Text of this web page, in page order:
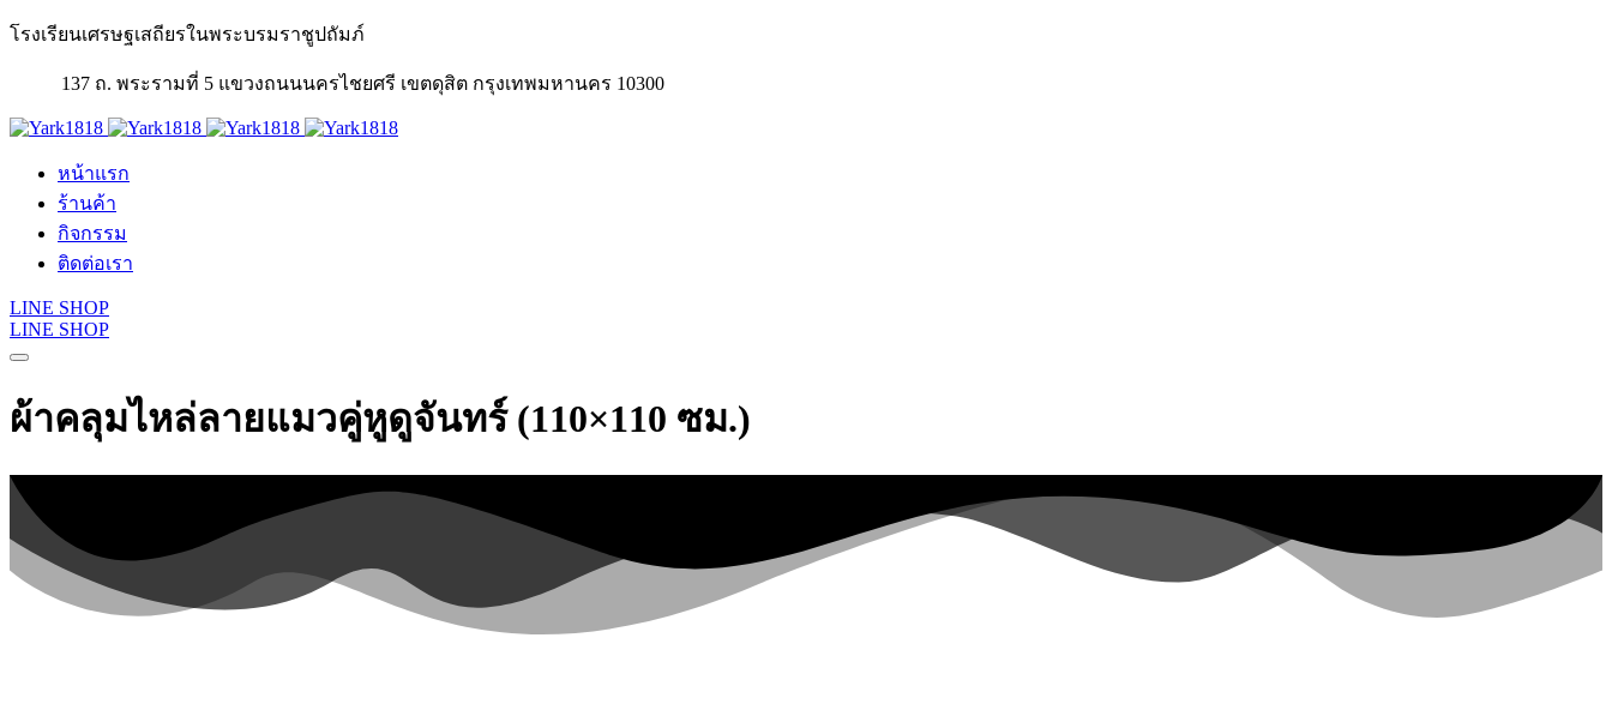
โรงเรียนเศรษฐเสถียรในพระบรมราชูปถัมภ์
137 ถ. พระรามที่ 5 แขวงถนนนครไชยศรี เขตดุสิต กรุงเทพมหานคร 10300
หน้าแรก
ร้านค้า
กิจกรรม
ติดต่อเรา
LINE SHOP
LINE SHOP
ผ้าคลุมไหล่ลายแมวคู่หูดูจันทร์ (110×110 ซม.)